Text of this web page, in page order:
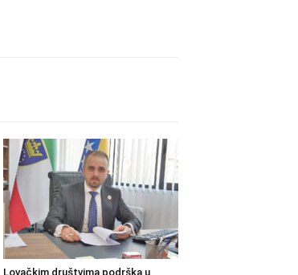
Lovačkim društvima podrška u